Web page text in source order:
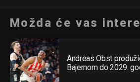
Možda će vas
Andreas Obst
Bajernom do 2029.